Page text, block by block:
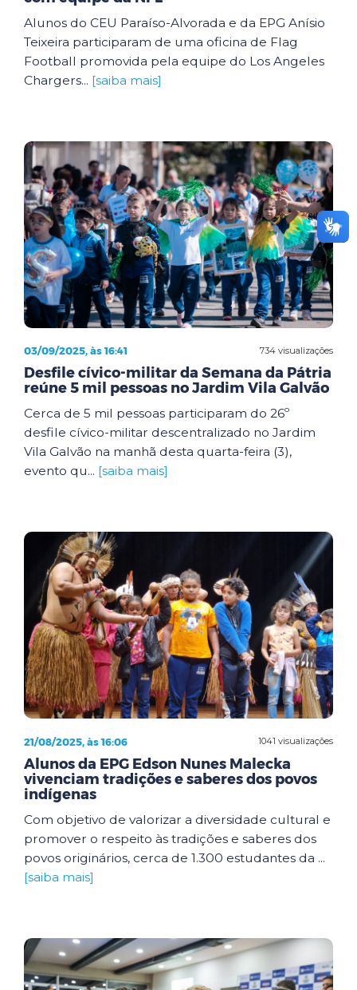
Alunos do CEU Paraíso-Alvorada e da EPG Anísio
Teixeira participaram de uma oficina de Flag
Football promovida pela equipe do Los Angeles
Chargers... [saiba mais]
734 visualizações
03/09/2025, às 16:41
Desfile cívico-militar da Semana da Pátria
reúne 5 mil pessoas no Jardim Vila Galvão
Cerca de 5 mil pessoas participaram do 26º
desfile cívico-militar descentralizado no Jardim
Vila Galvão na manhã desta quarta-feira (3),
evento qu... [saiba mais]
1041 visualizações
21/08/2025, às 16:06
Alunos da EPG Edson Nunes Malecka
vivenciam tradições e saberes dos povos
indígenas
Com objetivo de valorizar a diversidade cultural e
promover o respeito às tradições e saberes dos
povos originários, cerca de 1.300 estudantes da ...
[saiba mais]